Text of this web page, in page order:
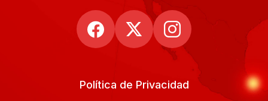
Política de Privacidad